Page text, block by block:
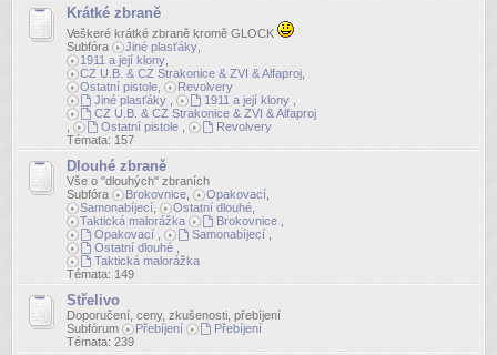
Krátké zbraně
Veškeré krátké zbraně kromě GLOCK
Subfóra
Jiné plasťáky
1911 a její klony
CZ U.B. & CZ Strakonice & ZVI & Alfaproj
Ostatní pistole
Revolvery
Jiné plasťáky, 1911 a její klony,
CZ U.B. & CZ Strakonice & ZVI & Alfaproj
Ostatní pistole,
Revolvery
Témata: 157
Dlouhé zbraně
Vše o "dlouhých" zbraních
Subfóra
Brokovnice Opakovací
Samonabíjecí
Ostatní dlouhé
Taktická malorážka
Brokovnice,
Opakovací, Samonabíjecí,
Ostatní dlouhé,
Taktická malorážka
Témata: 149
Střelivo
Doporučení, ceny, zkušenosti, přebíjení
Subfórum
Přebíjení
Přebíjení
Témata: 239